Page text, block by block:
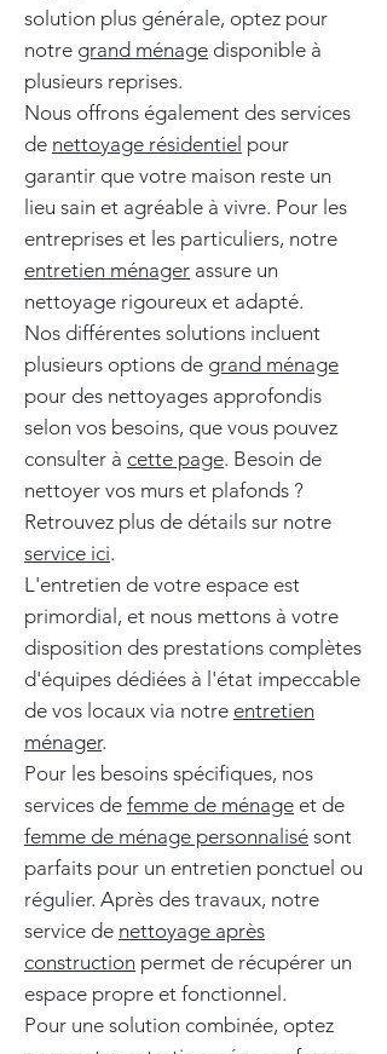
solution plus générale, optez pour
notre grand ménage disponible à
plusieurs reprises.
Nous offrons également des services
de nettoyage résidentiel pour
garantir que votre maison reste un
lieu sain et agréable à vivre. Pour les
entreprises et les particuliers, notre
entretien ménager assure un
nettoyage rigoureux et adapté.
Nos différentes solutions incluent
plusieurs options de grand ménage
pour des nettoyages approfondis
selon vos besoins, que vous pouvez
consulter à cette page. Besoin de
nettoyer vos murs et plafonds ?
Retrouvez plus de détails sur notre
service ici.
L'entretien de votre espace est
primordial, et nous mettons à votre
disposition des prestations complètes
d'équipes dédiées à l'état impeccable
de vos locaux via notre entretien
ménager.
Pour les besoins spécifiques, nos
services de femme de ménage et de
femme de ménage personnalisé sont
parfaits pour un entretien ponctuel ou
régulier. Après des travaux, notre
service de nettoyage après
construction permet de récupérer un
espace propre et fonctionnel.
Pour une solution combinée, optez